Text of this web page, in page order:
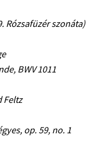
2019
Rózsafüzér szonáta)
BWV 1011
Feltz
op. 59, no. 1